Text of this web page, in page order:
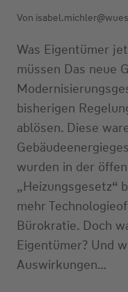
Von
Was Eigentümer
müssen Das neue
bisherigen
ablösen. Diese
wurden in der
„Heizungsgesetz“
mehr
Bürokratie. Doch
Eigentümer? Und
Auswirkungen…